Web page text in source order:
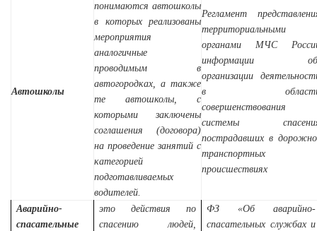
Автошколы
понимаются автошколы
в которых реализованы
мероприятия
аналогичные
проводимым в
автогородках, а также
те автошколы, с
которыми заключены
соглашения (договора)
на проведение занятий с
категорией
подготавливаемых
водителей.
Регламент
территориальными
органами МЧС
информации
организации
в
совершенствования
системы
пострадавших в
транспортных
происшествиях
Аварийно-
спасательные
это действия по
спасению людей,
ФЗ «Об аварийно-
спасательных службах и